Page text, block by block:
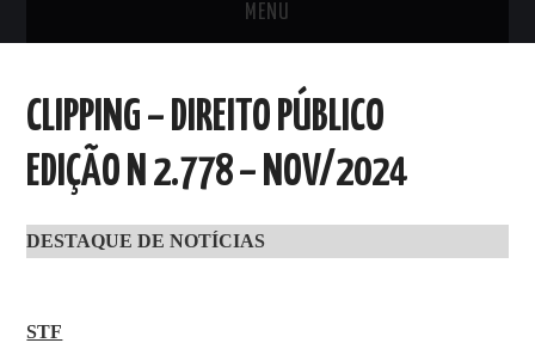
MENU
ARTIGOS, COMENTÁRIOS E PONTOS
DE VISTA
CLIPPING’S
CLIPPING – DIREITO PÚBLICO
EDIÇÃO N 2.778 – NOV/2024
DESTAQUE DE NOTÍCIAS
STF